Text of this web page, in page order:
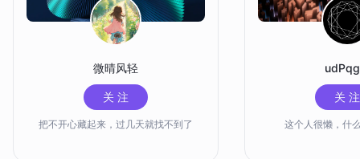
微晴风轻
关 注
把不开心藏起来，过几天就找不到了
关 注
这个人很懒，什